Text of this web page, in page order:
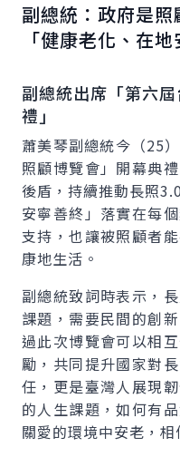
副總統：政府是
「健康老化、在
副總統出席「第六
禮」
蕭美琴副總統今（25
照顧博覽會」開幕典
後盾，持續推動長照
安寧善終」落實在每
支持，也讓被照顧者
康地生活。
副總統致詞時表示，
課題，需要民間的創
過此次博覽會可以相
勵，共同提升國家對
任，更是臺灣人展現
的人生課題，如何有
關愛的環境中安老，